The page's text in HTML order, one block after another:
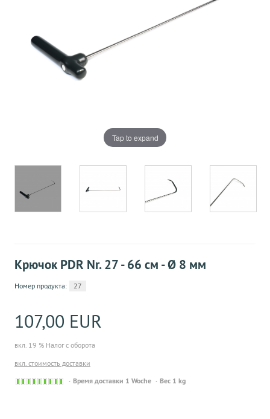
Tap to expand
Крючок PDR Nr. 27 - 66 см - Ø 8 мм
Номер продукта: 27
107,00 EUR
вкл. 19 % Налог с оборота
вкл. стоимость доставки
Sofort
Время доставки 1 Woche Вес 1 kg